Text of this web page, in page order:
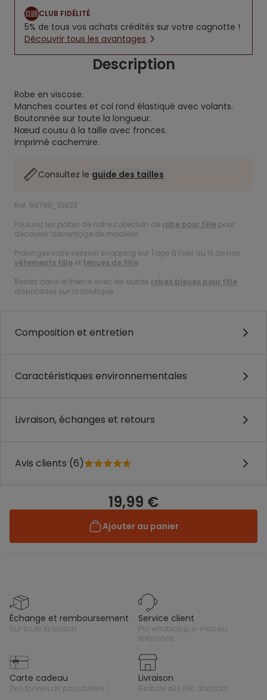
CLUB FIDÉLITÉ
5% de tous vos achats crédités sur votre cagnotte !
Découvrir tous les avantages
Description
Robe en viscose.
Manches courtes et col rond élastiqué avec volants.
Boutonnée sur toute la longueur.
Nœud cousu à la taille avec fronces.
Imprimé cachemire.
Consultez le guide des tailles
Ref. 98790_01923
Poussez les portes de notre collection de robe pour fille pour
découvrir davantage de modèles.
Prolongez votre session shopping sur Tape à l'oeil au fil de nos
vêtements fille et tenues de fille.
Restez dans le thème avec les autres robes bleues pour fille
disponibles sur la boutique.
Composition et entretien
Caractéristiques environnementales
Livraison, échanges et retours
Avis clients (6)
19,99 €
Ajouter au panier
échange et remboursement
sur toute la saison
service client
par whatsapp, e-mail ou
téléphone
carte cadeau
des tonnes de possibilités !
livraison
gratuite dès 10€ d'achats